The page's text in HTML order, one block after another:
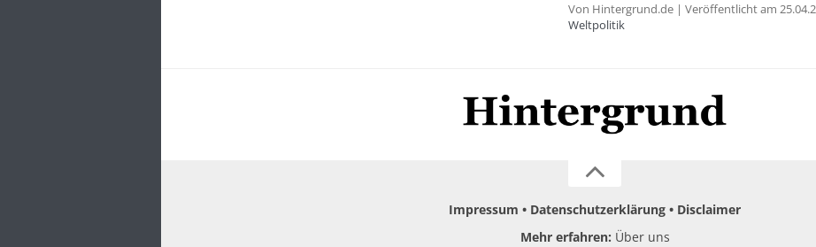
Von Hintergrund.de | Veröffentlicht am
Weltpolitik
Impressum Datenschutzerklärung
Disclaimer
Mehr erfahren: Über uns